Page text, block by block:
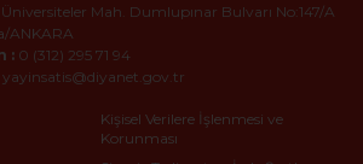
Üniversiteler Mah. Dumlupınar Bulvarı No:147/A
ANKARA
: 0 (312) 295 71 94
yayinsatis@diyanet.gov.tr
Kişisel Verilere İşlenmesi ve
Korunması